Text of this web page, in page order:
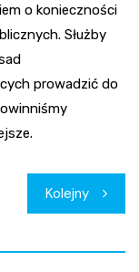
o konieczności
Służby
prowadzić do
Kolejny